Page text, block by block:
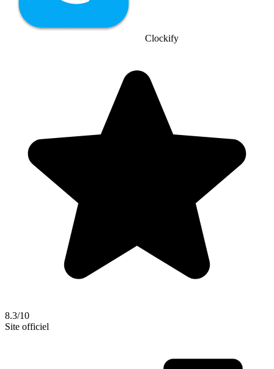
Clockify
8.3/10
Site officiel